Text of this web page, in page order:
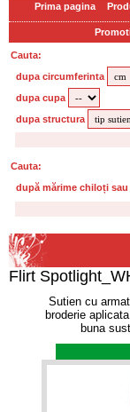
Prima pagina
Cauta:
dupa circumferinta
dupa cupa
dupa structura
Cauta:
după mărime chiloți
Flirt
Sutien cu
broderie
buna